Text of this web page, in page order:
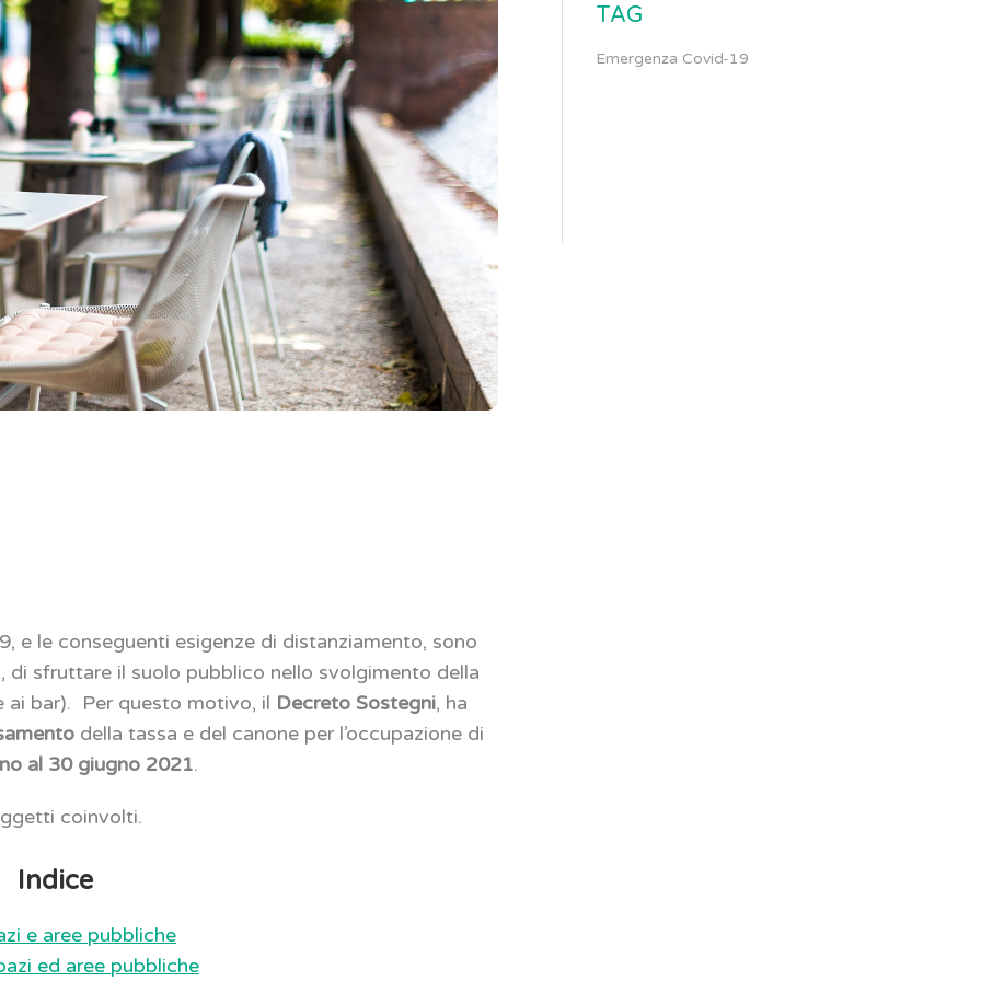
e le conseguenti esigenze di distanziamento, sono
sfruttare il suolo pubblico nello svolgimento della
ai bar). Per questo motivo, il Decreto Sostegni, ha
della tassa e del canone per l’occupazione di
al 30 giugno 2021.
coinvolti.
Indice
e aree pubbliche
ed aree pubbliche
TAG
Emergenza Covid-19